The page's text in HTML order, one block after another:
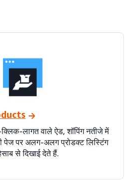
लागत वाले ऐड, शॉपिंग नतीजे में
पेज पर अलग-अलग प्रोडक्ट लिस्टिंग
से दिखाई देते हैं.